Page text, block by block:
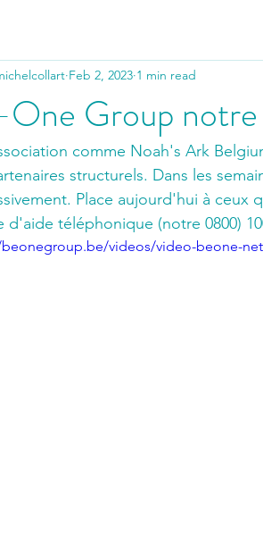
Group
Feb 2, 2023 1 min read
comme Noah's Ark
structurels. Dans les
Place aujourd'hui à
d'aide téléphonique (notre 0800)
videos/video-beone-